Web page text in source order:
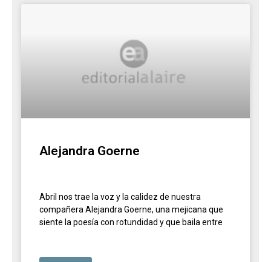
Alejandra Goerne
Abril nos trae la voz y la calidez de nuestra
compañera Alejandra Goerne, una mejicana que
siente la poesía con rotundidad y que baila entre